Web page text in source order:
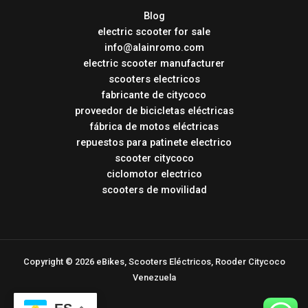
Blog
electric scooter for sale
info@alainromo.com
electric scooter manufacturer
scooters electricos
fabricante de citycoco
proveedor de bicicletas eléctricas
fábrica de motos eléctricas
repuestos para patinete electrico
scooter citycoco
ciclomotor electrico
scooters de movilidad
Copyright © 2026 eBikes, Scooters Eléctricos, Rooder Citycoco
Venezuela